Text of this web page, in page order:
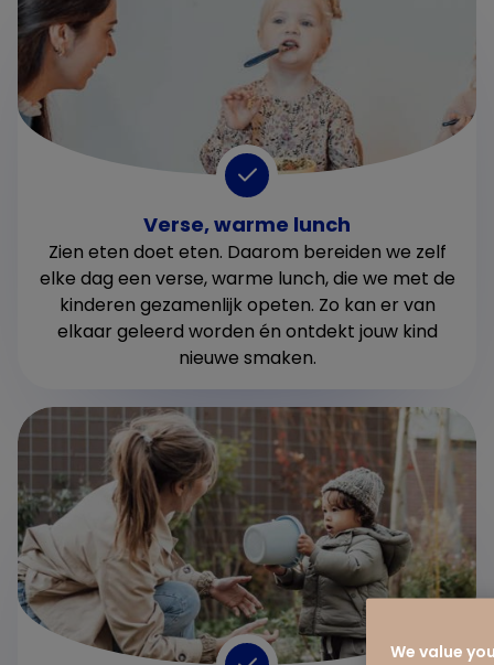
Verse, warme lunch
Zien eten doet eten. Daarom bereiden we zelf
elke dag een verse, warme lunch, die we met de
kinderen gezamenlijk opeten. Zo kan er van
elkaar geleerd worden én ontdekt jouw kind
nieuwe smaken.
We value